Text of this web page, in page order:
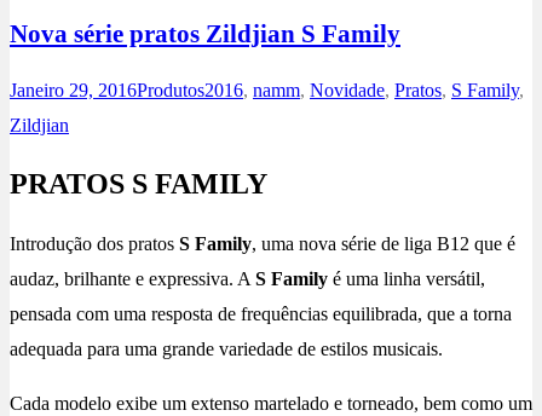
Nova série pratos Zildjian S Family
Janeiro 29, 2016Produtos2016, namm, Novidade, Pratos, S Family,
Zildjian
PRATOS S FAMILY
Introdução dos pratos S Family, uma nova série de liga B12 que é
audaz, brilhante e expressiva. A S Family é uma linha versátil,
pensada com uma resposta de frequências equilibrada, que a torna
adequada para uma grande variedade de estilos musicais.
Cada modelo exibe um extenso martelado e torneado, bem como um